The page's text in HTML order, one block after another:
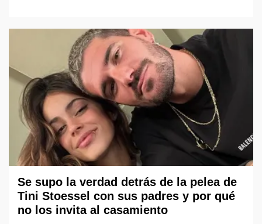
Se supo la verdad detrás de la pelea de
Tini Stoessel con sus padres y por qué
no los invita al casamiento